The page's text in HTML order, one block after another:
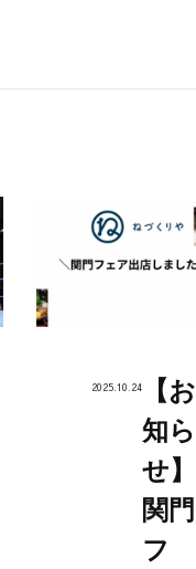
2025.10.24【お
知ら
せ】
関門
フ